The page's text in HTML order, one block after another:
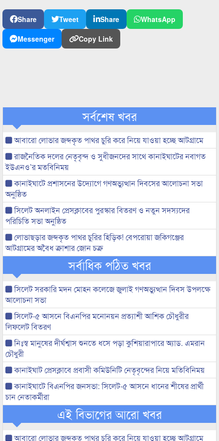
Share Tweet Share
WhatsApp
Messenger
Copy Link
সর্বশেষ খবর
আবারো লোভার জব্দকৃত পাথর চুরি করে নিয়ে যাওয়া হচ্ছে আটগ্রামে
রাজনৈতিক দলের নেতৃবৃন্দ ও সুধীজনদের সাথে কানাইঘাটের নবাগত
ইউএনও’র মতবিনিময়
কানাইঘাটে প্রশাসনের উদ্যোগে গণঅভ্যুত্থান দিবসের আলোচনা সভা
অনুষ্ঠিত
সিলেট অনলাইন প্রেসক্লাবের পুরস্কার বিতরণ ও নতুন সদস্যদের
পরিচিতি সভা অনুষ্ঠিত
লোভাছড়ার জব্দকৃত পাথর চুরির হিড়িক! বেপরোয়া জকিগঞ্জের
আটগ্রামের অবৈধ ক্রাশার জোন চক্র
সর্বাধিক পঠিত খবর
সিলেট সরকারি মদন মোহন কলেজে জুলাই গণঅভ্যুত্থান দিবস উপলক্ষে
আলোচনা সভা
সিলেট-৫ আসনে বিএনপির মনোনয়ন প্রত্যাশী আশিক চৌধুরীর
লিফলেট বিতরণ
নিঃস্ব মানুষের দীর্ঘশ্বাস শুনতে ধসে পড়া কুশিয়ারাপারে অ্যাড. এমরান
চৌধুরী
কানাইঘাট প্রেসক্লাবে প্রবাসী কমিউনিটি নেতৃবৃন্দের নিয়ে মতিবিনিময়
কানাইঘাটে বিএনপির জনসভা: সিলেট-৫ আসনে ধানের শীষের প্রার্থী
চান নেতাকর্মীরা
এই বিভাগের আরো খবর
আবারো লোভার জব্দকৃত পাথর চুরি করে নিয়ে যাওয়া হচ্ছে আটগ্রামে